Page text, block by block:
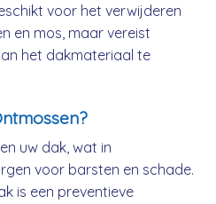
voor het verwijderen
en mos, maar vereist
het dakmateriaal te
uw dak, wat in
voor barsten en schade.
is een preventieve